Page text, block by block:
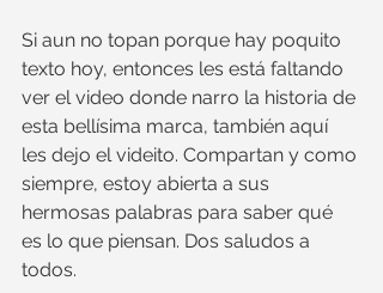
Si aun no topan porque hay poquito
texto hoy, entonces les está faltando
ver el video donde narro la historia de
esta bellísima marca, también aquí
les dejo el videito. Compartan y como
siempre, estoy abierta a sus
hermosas palabras para saber qué
es lo que piensan. Dos saludos a
todos.